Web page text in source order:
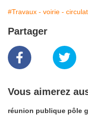
#Travaux - voirie -
Partager
Vous aimerez
réunion publique pôle